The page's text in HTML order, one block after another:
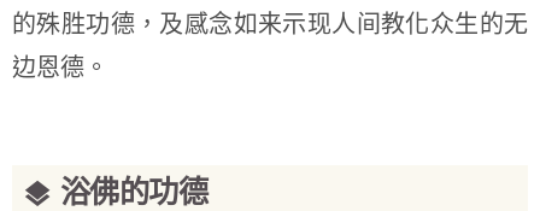
的殊胜功德，及感念如来示现人间教化众生的无
边恩德。
浴佛的功德